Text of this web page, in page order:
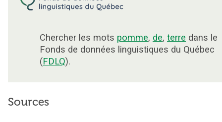
Chercher les mots pomme, de, terre dans le
Fonds de données linguistiques du Québec
(FDLQ).
Sources